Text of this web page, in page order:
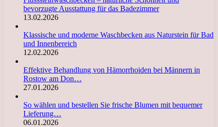
bevorzugte Ausstattung für das Badezimmer
13.02.2026
Klassische und moderne Waschbecken aus Naturstein für Bad
und Innenbereich
12.02.2026
Effektive Behandlung von Hämorrhoiden bei Männern in
Rostow am Don…
27.01.2026
So wählen und bestellen Sie frische Blumen mit bequemer
Lieferung…
06.01.2026